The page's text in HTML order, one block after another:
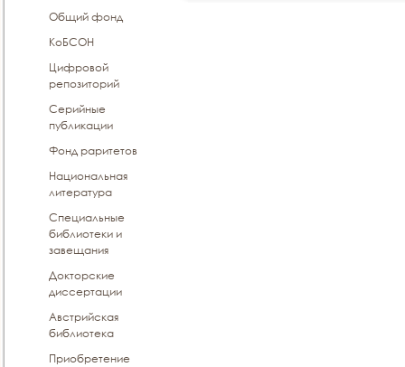
Общий фонд
КоБСОН
Цифровой
репозиторий
Серийные
публикации
Фонд раритетов
Национальная
литература
Специальные
библиотеки и
завещания
Докторские
диссертации
Австрийская
библиотека
Приобретение